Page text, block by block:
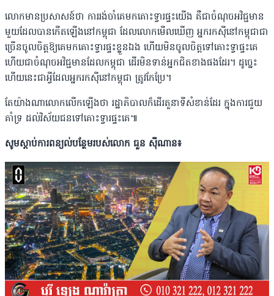
លោកមានប្រសាសន៍ថា ការរង់ចាំគេមកគោះទ្វារផ្ទះយើង គឺជាចំណុចអវិជ្ជមាន
មួយដែលបានកើតឡើងនៅកម្ពុជា ដែលលោកមើលឃើញ អ្នករកស៊ីនៅកម្ពុជាជា
ច្រើនចូលចិត្តឱ្យគេមកគោះទ្វារផ្ទះខ្លួនឯង ហើយមិនចូលចិត្តទៅគោះទ្វាផ្ទះគេ
ហើយជាចំណុចអវិជ្ជមានដែលកម្ពុជា ដើរមិនទាន់អ្នកជិតខាងផងដែរ។ ដូច្នេះ
ហើយនេះជាអ្វីដែលអ្នករកស៊ីនៅកម្ពុជា ត្រូវកែប្រែ។
តែយ៉ាងណាលោកលើកឡើងថា រដ្ឋាភិបាលក៏ដើរតួនាទីសំខាន់ដែរ ក្នុងការជួយ
គាំទ្រ ដល់វិស័យជនទៅគោះទ្វារផ្ទះគេ៕
សូមស្តាប់ការពន្យល់បន្ថែមរបស់លោក ធួន ស៊ីណាន៖